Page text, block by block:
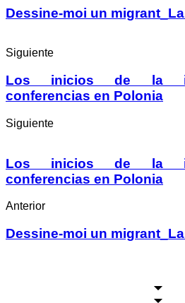
Dessine-moi un
Siguiente
Los inicios de la
conferencias en Polonia
Siguiente
Los inicios de la
conferencias en Polonia
Anterior
Dessine-moi un